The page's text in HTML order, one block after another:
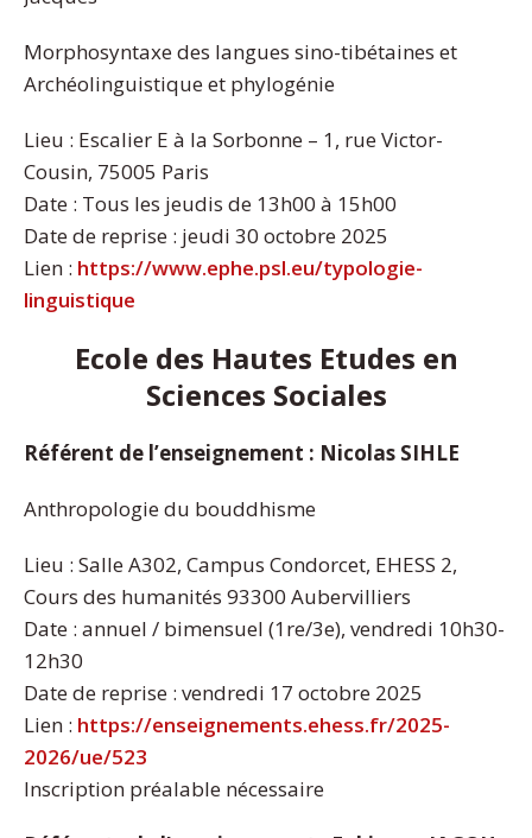
Morphosyntaxe des langues sino-tibétaines et
Archéolinguistique et phylogénie
Lieu : Escalier E à la Sorbonne – 1, rue Victor-
Cousin, 75005 Paris
Date : Tous les jeudis de 13h00 à 15h00
Date de reprise : jeudi 30 octobre 2025
Lien : https://www.ephe.psl.eu/typologie-
linguistique
Ecole des Hautes Etudes en
Sciences Sociales
Référent de l’enseignement : Nicolas SIHLE
Anthropologie du bouddhisme
Lieu : Salle A302, Campus Condorcet, EHESS 2,
Cours des humanités 93300 Aubervilliers
Date : annuel / bimensuel (1re/3e), vendredi 10h30-
12h30
Date de reprise : vendredi 17 octobre 2025
Lien : https://enseignements.ehess.fr/2025-
2026/ue/523
Inscription préalable nécessaire